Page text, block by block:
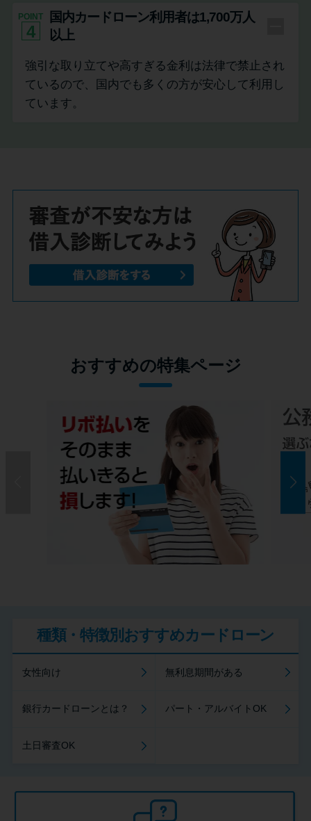
POINT
4
国内カードローン利用者は1,700万人
以上
強引な取り立てや高すぎる金利は法律で禁止され
ているので、国内でも多くの方が安心して利用し
ています。
おすすめの特集ページ
種類・特徴別おすすめカードローン
女性向け 無利息期間がある
銀行カードローンとは？ パート・アルバイトOK
土日審査OK